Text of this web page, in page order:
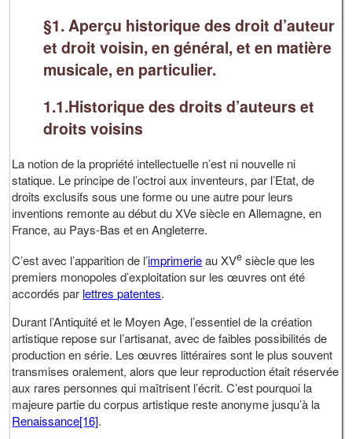
§1. Aperçu historique des droit d’auteur
et droit voisin, en général, et en matière
musicale, en particulier.
1.1.Historique des droits d’auteurs et
droits voisins
La notion de la propriété intellectuelle n’est ni nouvelle ni
statique. Le principe de l’octroi aux inventeurs, par l’Etat, de
droits exclusifs sous une forme ou une autre pour leurs
inventions remonte au début du XVe siècle en Allemagne, en
France, au Pays-Bas et en Angleterre.
C’est avec l’apparition de l’imprimerieau XVe siècle que les
premiers monopoles d’exploitation sur les œuvres ont été
accordés par lettres patentes.
Durant l’Antiquité et le Moyen Age, l’essentiel de la création
artistique repose sur l’artisanat, avec de faibles possibilités de
production en série. Les œuvres littéraires sont le plus souvent
transmises oralement, alors que leur reproduction était réservée
aux rares personnes qui maîtrisent l’écrit. C’est pourquoi la
majeure partie du corpus artistique reste anonyme jusqu’à la
Renaissance[16].